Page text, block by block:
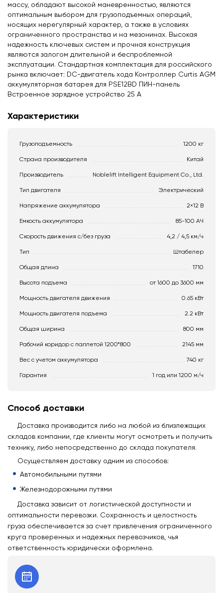
массу, обладают высокой маневренностью, являются
оптимальным выбором для грузоподъемных операций,
носящих нерегулярный характер, а также в условиях
ограниченного пространства и на мезонинах. Высокая
надежность ключевых систем и прочная конструкция
являются залогом длительной и беспроблемной
эксплуатации. Стандартная комплектация для российского
рынка включает: DС-двигатель хода Контроллер Curtis AGM
аккумуляторная батарея для PSE12BD ПИН-панель
Встроенное зарядное устройство 25 А
Характеристики
Грузоподъемность 1200 кг
Страна производителя Китай
Производитель Noblelift Intelligent Equipment Co., Ltd.
Тип двигателя Электрический
Напряжение аккумулятора 2×12 В
Емкость аккумулятора 85-100 АЧ
Скорость движения c/без груза 4,2 / 4,5 км/ч
Тип Штабелер
Общая длина 1710
Высота подъема от 1600 до 3600 мм
Мощность двигателя движения 0.65 кВт
Мощность двигателя подъема 2.2 кВт
Общая ширина 800 мм
Рабочий коридор с паллетой 1200*800 2145 мм
Вес с учетом аккумулятора 740 кг
Гарантия 1 год или 1200 м/ч
Способ доставки
Доставка производится либо на любой из близлежащих
складов компании, где клиенты могут осмотреть и получить
технику, либо непосредственно до склада покупателя.
Осуществляем доставку одним из способов:
Автомобильными путями
Железнодорожными путями
Доставка зависит от логистической доступности и
оптимальности перевозки. Сохранность и целостность
груза обеспечивается за счет привлечения ограниченного
круга проверенных и надежных перевозчиков, чья
ответственность юридически оформлена.